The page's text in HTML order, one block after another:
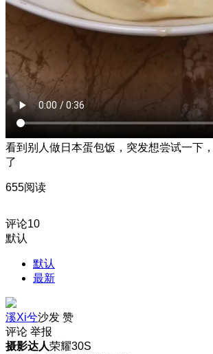
看到别人做日本蛋包饭，突发想尝试一下
了
655阅读
评论10
默认
默认
最新
溪Xi兮沙发 赞
评论 举报
摄影达人荣耀30S